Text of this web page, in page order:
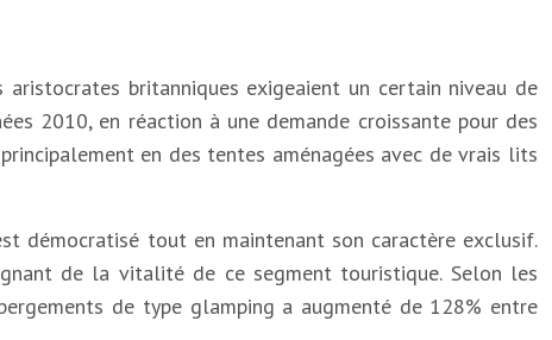
britanniques exigeaient un certain niveau de
2010, en réaction à une demande croissante pour des
en des tentes aménagées avec de vrais lits
démocratisé tout en maintenant son caractère exclusif.
de la vitalité de ce segment touristique. Selon les
de type glamping a augmenté de 128% entre